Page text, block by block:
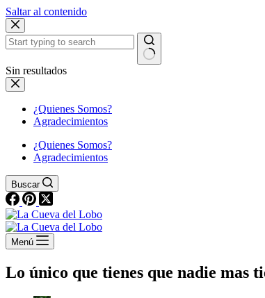
Saltar al contenido
Sin resultados
¿Quienes Somos?
Agradecimientos
¿Quienes Somos?
Agradecimientos
Buscar
Menú
Lo único que tienes que nadie mas